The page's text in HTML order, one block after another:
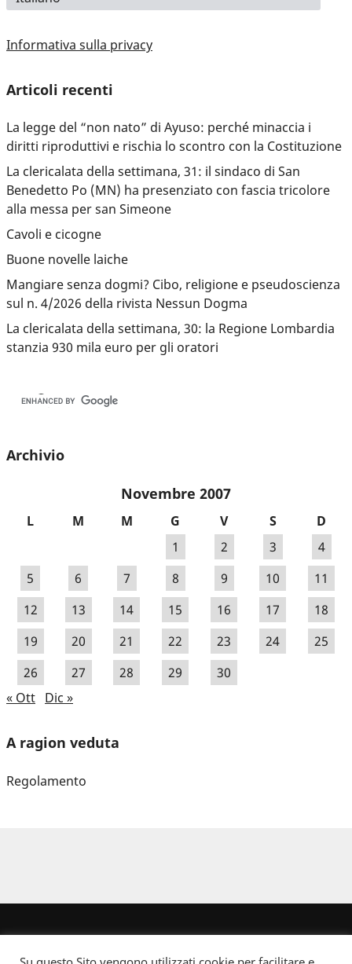
Informativa sulla privacy
Articoli recenti
La legge del “non nato” di Ayuso: perché minaccia i
diritti riproduttivi e rischia lo scontro con la Costituzione
La clericalata della settimana, 31: il sindaco di San
Benedetto Po (MN) ha presenziato con fascia tricolore
alla messa per san Simeone
Cavoli e cicogne
Buone novelle laiche
Mangiare senza dogmi? Cibo, religione e pseudoscienza
sul n. 4/2026 della rivista Nessun Dogma
La clericalata della settimana, 30: la Regione Lombardia
stanzia 930 mila euro per gli oratori
Archivio
Novembre 2007
L M M G V S
D
1
2 3
4
5
6 7 8 9 10
11
12
13 14 15 16 17
18
19
20 21 22 23 24
25
26
27 28 29
30
« Ott Dic »
A ragion veduta
Regolamento